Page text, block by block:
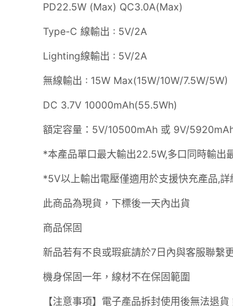
PD22.5W (Max) QC3.0A(Max)
Type-C 線輸出 : 5V/2A
Lighting線輸出 : 5V/2A
無線輸出 : 15W Max(15W/10W/7.5W/5W)
DC 3.7V 10000mAh(55.5Wh)
額定容量：5V/10500mAh 或 9V/
*本產品單口最大輸出22.5W,多口同時輸出
*5V以上輸出電壓僅適用於支援快充產品,
此商品為現貨，下標後一天內出貨
商品保固
新品若有不良或瑕疵請於7日內與客服聯繫
機身保固一年，線材不在保固範圍
【注意事項】電子產品拆封使用後無法退